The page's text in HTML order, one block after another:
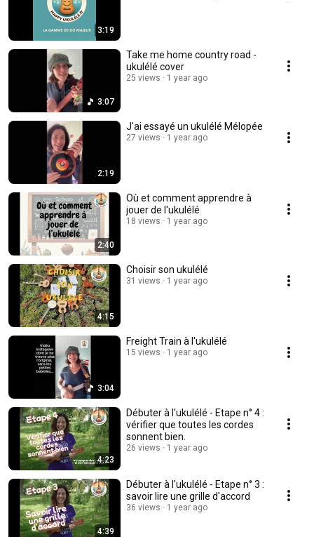
3:19
3:07
Take me home country road -
ukulélé cover
25 views 1 year ago
2:19
J'ai essayé un ukulélé Mélopée
27 views 1 year ago
2:40
Où et comment apprendre à
jouer de l'ukulélé
18 views 1 year ago
4:15
Choisir son ukulélé
31 views 1 year ago
3:04
Freight Train à l'ukulélé
15 views 1 year ago
4:23
Débuter à l'ukulélé - Etape n° 4 :
vérifier que toutes les cordes
sonnent bien.
26 views 1 year ago
4:39
Débuter à l'ukulélé - Etape n° 3 :
savoir lire une grille d'accord
36 views 1 year ago